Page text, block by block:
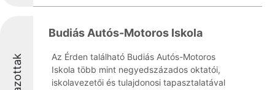
Budiás Autós-Motoros Iskola
Az Érden található Budiás Autós-Motoros
Iskola több mint negyedszázados oktatói,
iskolavezetői és tulajdonosi tapasztalatával